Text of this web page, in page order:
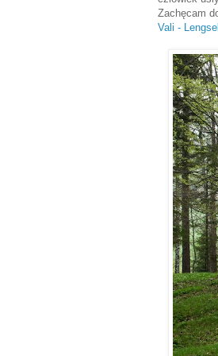
Zachęcam
Vali - Lengsel